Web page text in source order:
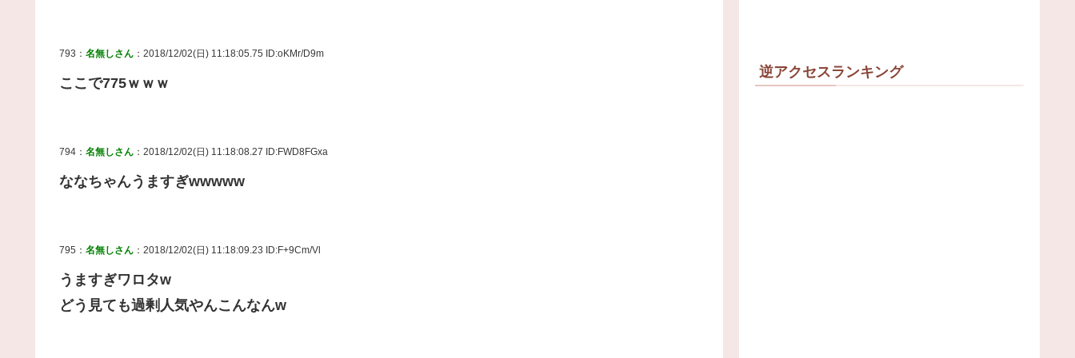
793： 名無しさん ：2018/12/02(日) 11:18:05.75 ID:oKMr/D9m
ここで775ｗｗｗ
794： 名無しさん ：2018/12/02(日) 11:18:08.27 ID:FWD8FGxa
ななちゃんうますぎwwwww
795： 名無しさん ：2018/12/02(日) 11:18:09.23 ID:F+9Cm/Vl
うますぎワロタw
どう見ても過剰人気やんこんなんw
逆アクセスランキング